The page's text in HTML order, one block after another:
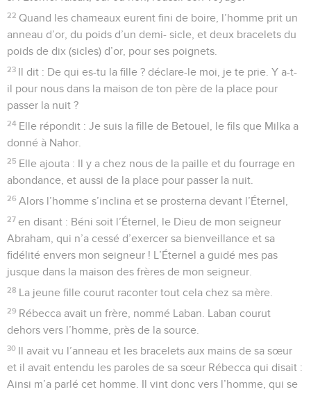
22 Quand les chameaux eurent fini de boire, l’homme prit un
anneau d’or, du poids d’un demi- sicle, et deux bracelets du
poids de dix (sicles) d’or, pour ses poignets.
23 Il dit : De qui es-tu la fille ? déclare-le moi, je te prie. Y a-t-
il pour nous dans la maison de ton père de la place pour
passer la nuit ?
24 Elle répondit : Je suis la fille de Betouel, le fils que Milka a
donné à Nahor.
25 Elle ajouta : Il y a chez nous de la paille et du fourrage en
abondance, et aussi de la place pour passer la nuit.
26 Alors l’homme s’inclina et se prosterna devant l’Éternel,
27 en disant : Béni soit l’Éternel, le Dieu de mon seigneur
Abraham, qui n’a cessé d’exercer sa bienveillance et sa
fidélité envers mon seigneur ! L’Éternel a guidé mes pas
jusque dans la maison des frères de mon seigneur.
28 La jeune fille courut raconter tout cela chez sa mère.
29 Rébecca avait un frère, nommé Laban. Laban courut
dehors vers l’homme, près de la source.
30 Il avait vu l’anneau et les bracelets aux mains de sa sœur
et il avait entendu les paroles de sa sœur Rébecca qui disait :
Ainsi m’a parlé cet homme. Il vint donc vers l’homme, qui se